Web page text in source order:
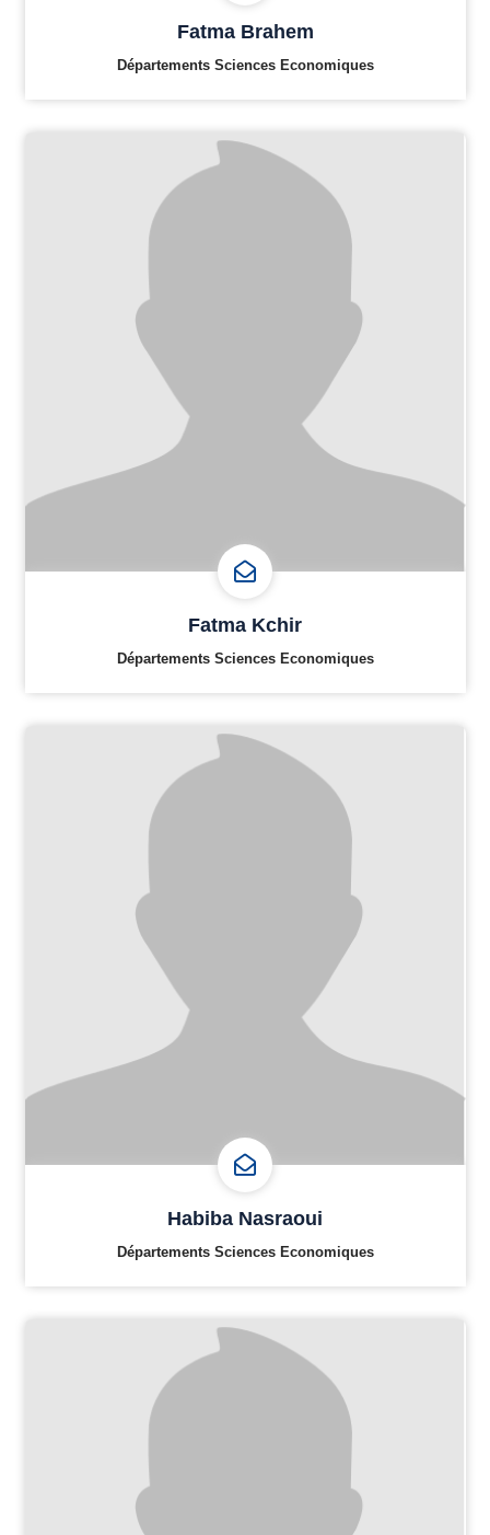
Fatma Brahem
Départements Sciences Economiques
Fatma Kchir
Départements Sciences Economiques
Habiba Nasraoui
Départements Sciences Economiques